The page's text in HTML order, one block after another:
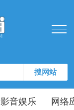
搜网站
影音娱乐 网络